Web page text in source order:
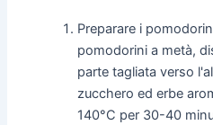
Preparare i
pomodorini a metà,
parte tagliata verso
zucchero ed erbe
140°C per 30-40